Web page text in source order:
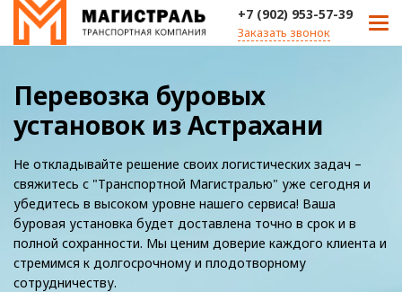
+7 (902) 953-57-39
Заказать звонок
Перевозка буровых
установок из Астрахани
Не откладывайте решение своих логистических задач –
свяжитесь с "Транспортной Магистралью" уже сегодня и
убедитесь в высоком уровне нашего сервиса! Ваша
буровая установка будет доставлена точно в срок и в
полной сохранности. Мы ценим доверие каждого клиента и
стремимся к долгосрочному и плодотворному
сотрудничеству.